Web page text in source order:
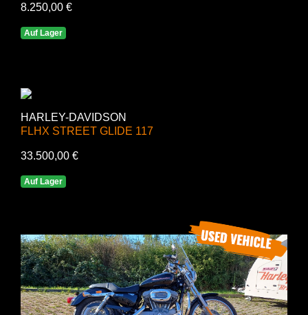
8.250,00 €
Auf Lager
HARLEY-DAVIDSON
FLHX STREET GLIDE 117
33.500,00 €
Auf Lager